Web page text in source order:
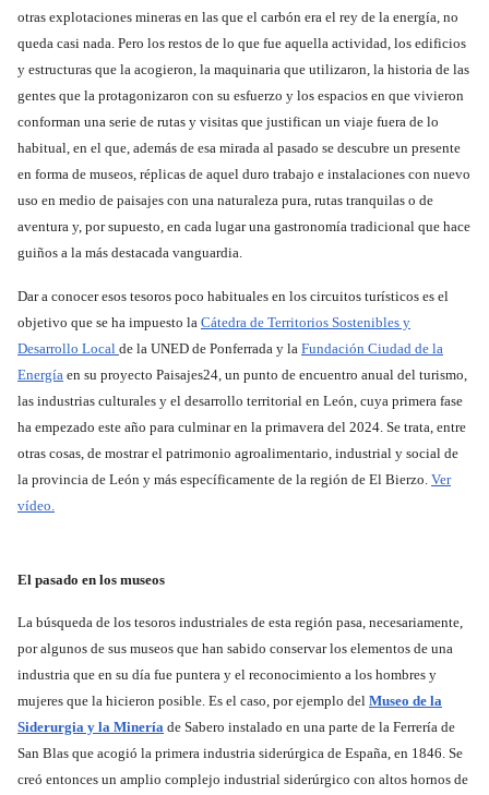
otras explotaciones mineras en las que el carbón era el rey de la energía, no
queda casi nada. Pero los restos de lo que fue aquella actividad, los edificios
y estructuras que la acogieron, la maquinaria que utilizaron, la historia de las
gentes que la protagonizaron con su esfuerzo y los espacios en que vivieron
conforman una serie de rutas y visitas que justifican un viaje fuera de lo
habitual, en el que, además de esa mirada al pasado se descubre un presente
en forma de museos, réplicas de aquel duro trabajo e instalaciones con nuevo
uso en medio de paisajes con una naturaleza pura, rutas tranquilas o de
aventura y, por supuesto, en cada lugar una gastronomía tradicional que hace
guiños a la más destacada vanguardia.
Dar a conocer esos tesoros poco habituales en los circuitos turísticos es el
objetivo que se ha impuesto la Cátedra de Territorios Sostenibles y
Desarrollo Local de la UNED de Ponferrada y la Fundación Ciudad de la
Energía en su proyecto Paisajes24, un punto de encuentro anual del turismo,
las industrias culturales y el desarrollo territorial en León, cuya primera fase
ha empezado este año para culminar en la primavera del 2024. Se trata, entre
otras cosas, de mostrar el patrimonio agroalimentario, industrial y social de
la provincia de León y más específicamente de la región de El Bierzo. Ver
vídeo.
El pasado en los museos
La búsqueda de los tesoros industriales de esta región pasa, necesariamente,
por algunos de sus museos que han sabido conservar los elementos de una
industria que en su día fue puntera y el reconocimiento a los hombres y
mujeres que la hicieron posible. Es el caso, por ejemplo del Museo de la
Siderurgia y la Minería de Sabero instalado en una parte de la Ferrería de
San Blas que acogió la primera industria siderúrgica de España, en 1846. Se
creó entonces un amplio complejo industrial siderúrgico con altos hornos de